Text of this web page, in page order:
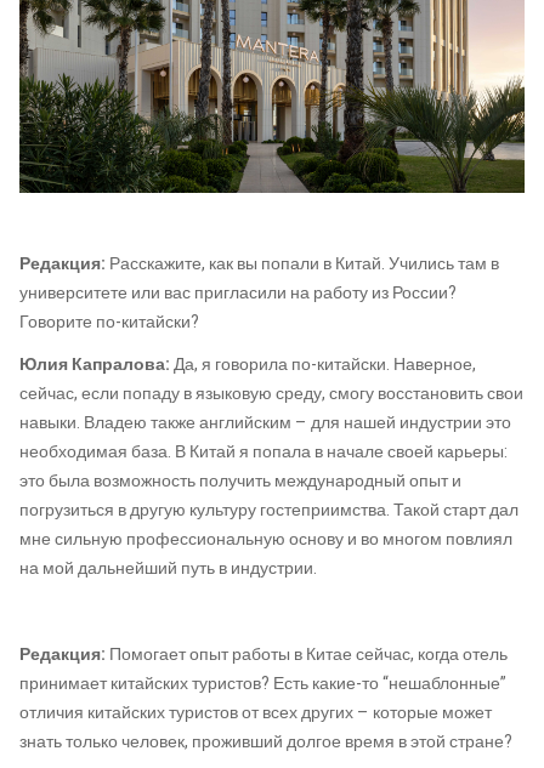
Редакция: Расскажите, как вы попали в Китай. Учились там в
университете или вас пригласили на работу из России?
Говорите по-китайски?
Юлия Капралова:Да, я говорила по-китайски. Наверное,
сейчас, если попаду в языковую среду, смогу восстановить свои
навыки. Владею также английским – для нашей индустрии это
необходимая база. В Китай я попала в начале своей карьеры:
это была возможность получить международный опыт и
погрузиться в другую культуру гостеприимства. Такой старт дал
мне сильную профессиональную основу и во многом повлиял
на мой дальнейший путь в индустрии.
Редакция: Помогает опыт работы в Китае сейчас, когда отель
принимает китайских туристов? Есть какие-то “нешаблонные”
отличия китайских туристов от всех других – которые может
знать только человек, проживший долгое время в этой стране?